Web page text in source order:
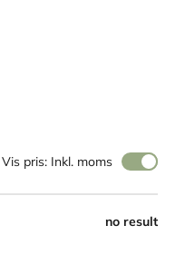
Vis pris: Inkl. moms
no result